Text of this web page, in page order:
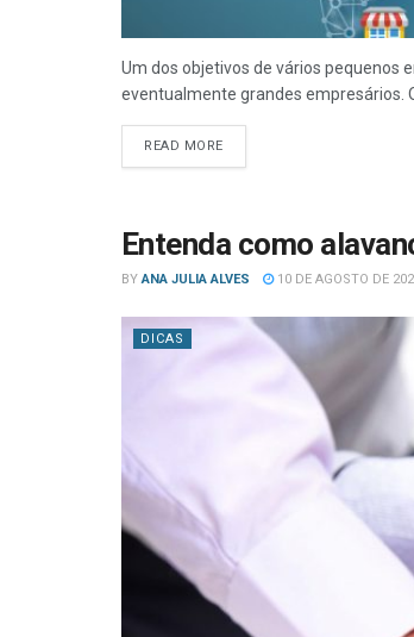
Um dos objetivos de vários pequenos
eventualmente grandes empresários. O
READ MORE
Entenda como
BY ANA JULIA ALVES 10 DE AGOSTO DE
DICAS